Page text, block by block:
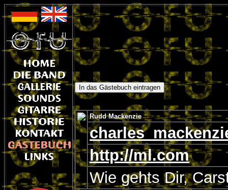
Rudd Mackenzie
http://ml.com
Wie gehts Dir,